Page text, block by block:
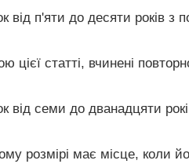
від п'яти до десяти років
цієї статті, вчинені
від семи до дванадцяти
розмірі має місце, коли